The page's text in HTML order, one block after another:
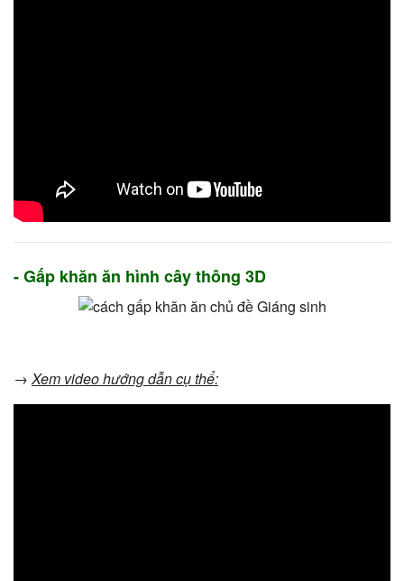
- Gấp khăn ăn hình cây thông 3D
→Xem video hướng dẫn cụ thể: